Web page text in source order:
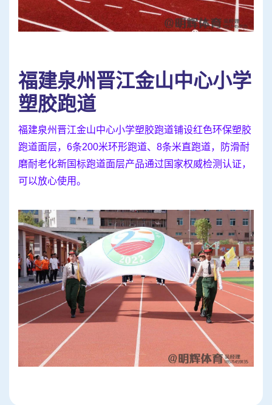
福建泉州晋江金山中心小学
塑胶跑道
福建泉州晋江金山中心小学塑胶跑道铺设红色环保塑胶
跑道面层，6条200米环形跑道、8条米直跑道，防滑耐
磨耐老化新国标跑道面层产品通过国家权威检测认证，
可以放心使用。